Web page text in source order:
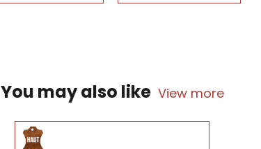
You may also like View more